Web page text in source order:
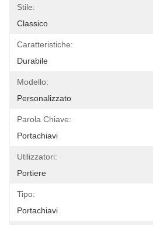
Stile:
Classico
Caratteristiche:
Durabile
Modello:
Personalizzato
Parola Chiave:
Portachiavi
Utilizzatori:
Portiere
Tipo:
Portachiavi